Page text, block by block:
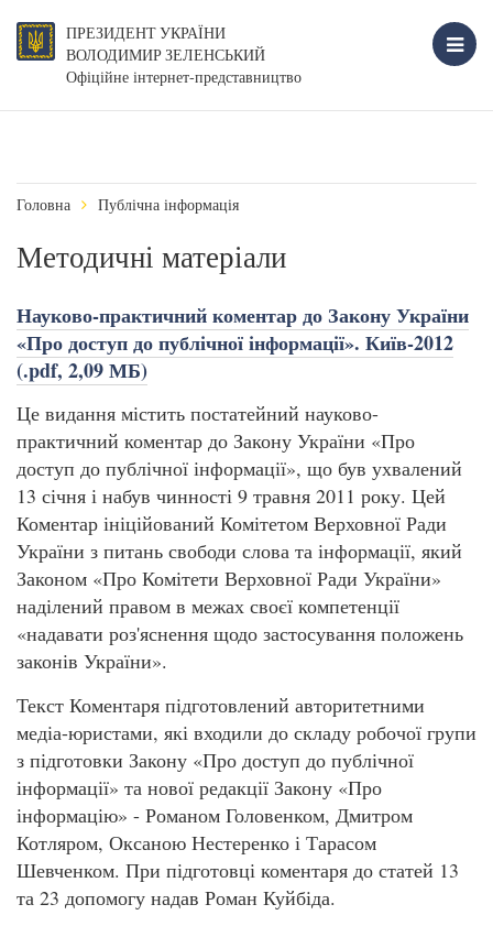
ПРЕЗИДЕНТ УКРАЇНИ
ВОЛОДИМИР ЗЕЛЕНСЬКИЙ
Офіційне інтернет-представництво
Головна Публічна інформація
Методичні матеріали
Науково-практичний коментар до Закону України
«Про доступ до публічної інформації». Київ-2012
(.pdf, 2,09 МБ)
Це видання містить постатейний науково-
практичний коментар до Закону України «Про
доступ до публічної інформації», що був ухвалений
13 січня і набув чинності 9 травня 2011 року. Цей
Коментар ініційований Комітетом Верховної Ради
України з питань свободи слова та інформації, який
Законом «Про Комітети Верховної Ради України»
наділений правом в межах своєї компетенції
«надавати роз'яснення щодо застосування положень
законів України».
Текст Коментаря підготовлений авторитетними
медіа-юристами, які входили до складу робочої групи
з підготовки Закону «Про доступ до публічної
інформації» та нової редакції Закону «Про
інформацію» - Романом Головенком, Дмитром
Котляром, Оксаною Нестеренко і Тарасом
Шевченком. При підготовці коментаря до статей 13
та 23 допомогу надав Роман Куйбіда.